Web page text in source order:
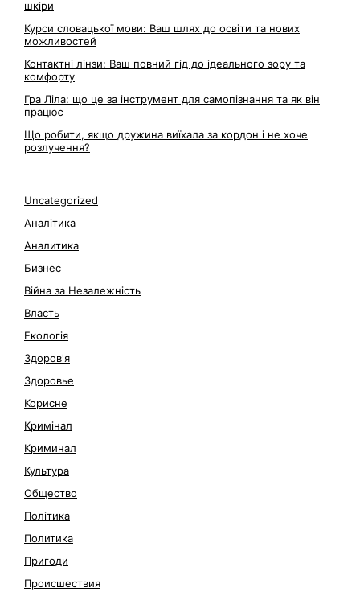
шкіри
Курси словацької мови: Ваш шлях до освіти та нових
можливостей
Контактні лінзи: Ваш повний гід до ідеального зору та
комфорту
Гра Ліла: що це за інструмент для самопізнання та як він
працює
Що робити, якщо дружина виїхала за кордон і не хоче
розлучення?
Uncategorized
Аналітика
Аналитика
Бизнес
Війна за Незалежність
Власть
Екологія
Здоров'я
Здоровье
Корисне
Кримінал
Криминал
Культура
Общество
Політика
Политика
Пригоди
Происшествия